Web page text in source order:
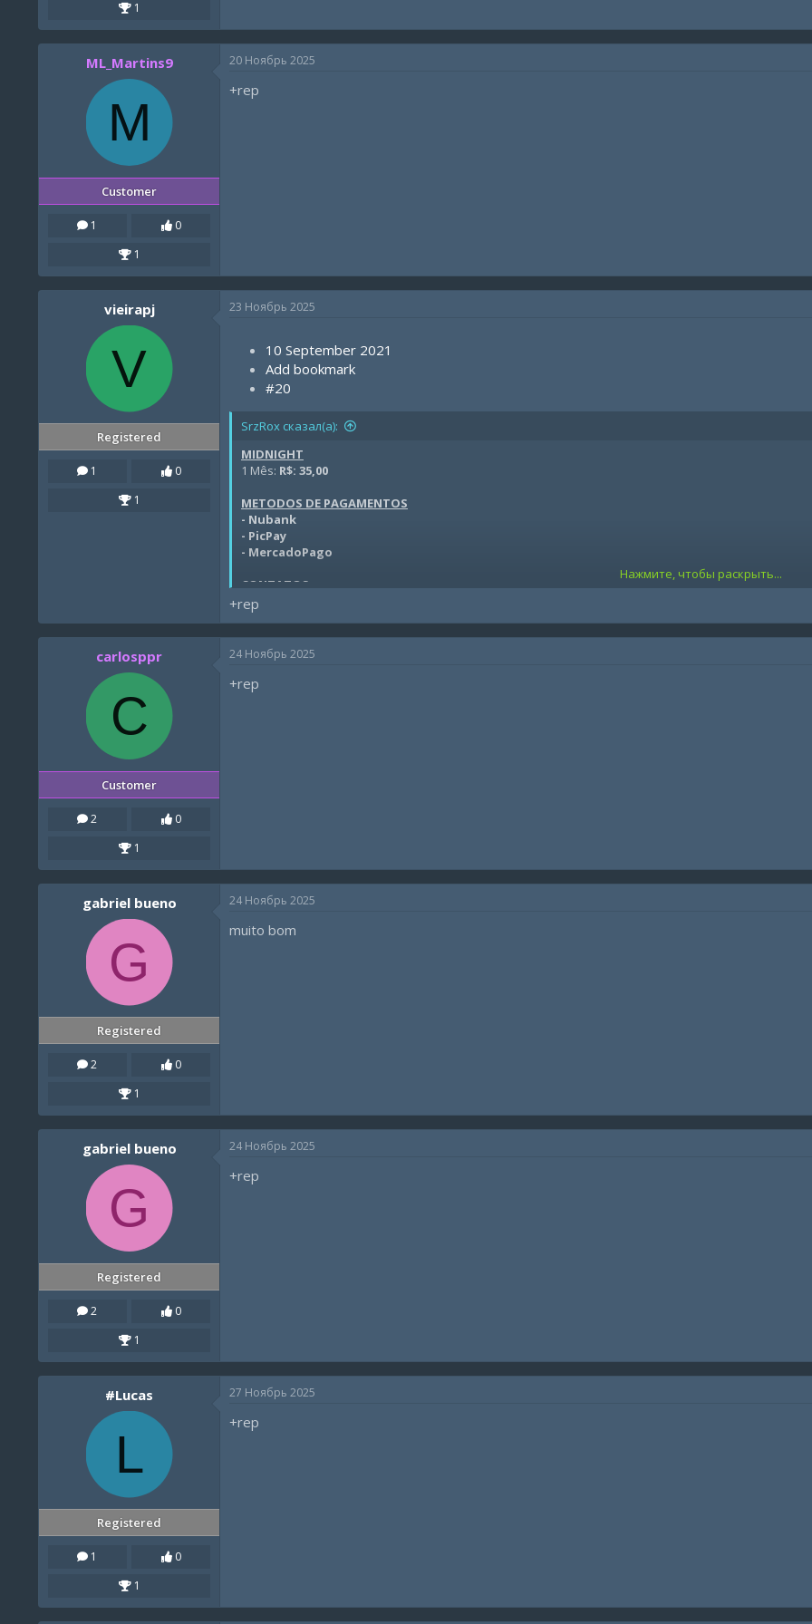
1
ML_Martins9
M
Customer
1
0
1
20 Ноябрь 2025
+rep
vieirapj
V
Registered
1
0
1
23 Ноябрь 2025
10 September 2021
Add bookmark
#20
SrzRox сказал(а):
MIDNIGHT
1 Mês: R$: 35,00
METODOS DE PAGAMENTOS
- Nubank
- PicPay
- MercadoPago
CONTATOS
Discord:
Server da rox-store:
Нажмите, чтобы раскрыть...
+rep
carlosppr
C
Customer
2
0
1
24 Ноябрь 2025
+rep
gabriel bueno
G
Registered
2
0
1
24 Ноябрь 2025
muito bom
gabriel bueno
G
Registered
2
0
1
24 Ноябрь 2025
+rep
#Lucas
L
Registered
1
0
1
27 Ноябрь 2025
+rep